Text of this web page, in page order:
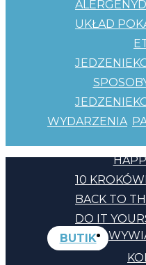
ALERGENY
UKŁAD
JEDZENIE
JEDZENIE
WYDARZENIA
10 KROKÓW
BACK TO
DO IT
BUTIK